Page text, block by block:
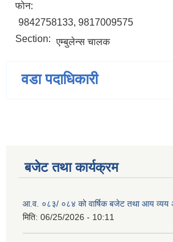
फोन:
9842758133, 9817009575
Section: एम्बुलेन्स चालक
वडा पदाधिकारी
बजेट तथा कार्यक्रम
आ.व. ०८३/ ०८४ को वार्षिक बजेट तथा आय व्यय
मिति: 06/25/2026 - 10:11